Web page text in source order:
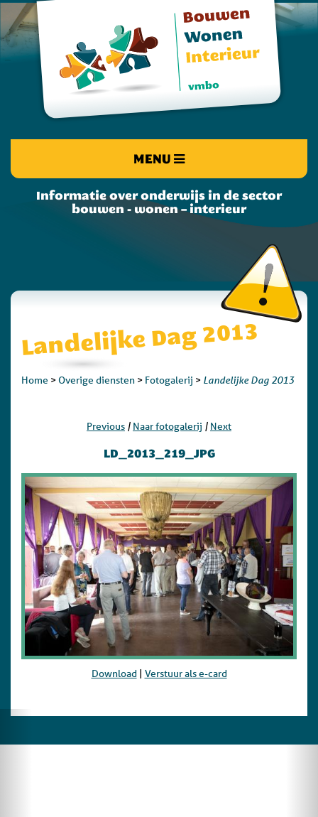
MENU
Informatie over onderwijs in de sector
bouwen - wonen – interieur
Landelijke Dag 2013
Home > Overige diensten > Fotogalerij > Landelijke Dag 2013
Previous | Naar fotogalerij | Next
LD_2013_219_JPG
Download| Verstuur als e-card